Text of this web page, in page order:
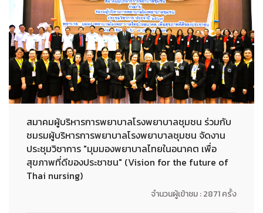
สมาคมผู้บริหารการพยาบาลโรงพยาบาลชุมชน ร่วมกับ
ชมรมผู้บริหารการพยาบาลโรงพยาบาลชุมชน จัดงาน
ประชุมวิชาการ "มุมมองพยาบาลไทยในอนาคต เพื่อ
สุขภาพที่ดีของประชาชน" (Vision for the future of
Thai nursing)
จำนวนผู้เข้าชม : 2871 ครั้ง